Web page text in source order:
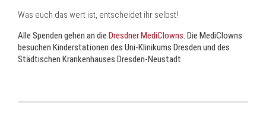
Was euch das wert ist, entscheidet ihr selbst!
Alle Spenden gehen an die Dresdner MediClowns. Die MediClowns
besuchen Kinderstationen des Uni-Klinikums Dresden und des
Städtischen Krankenhauses Dresden-Neustadt.